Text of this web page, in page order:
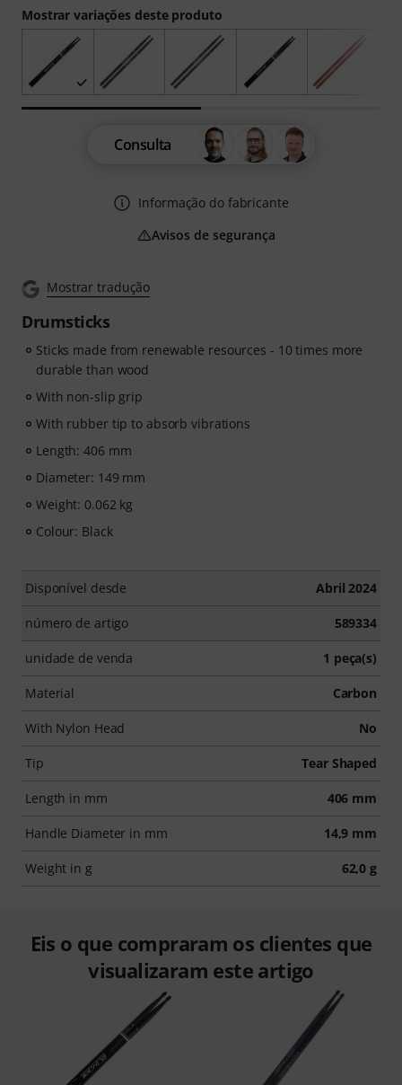
Mostrar tradução
Drumsticks
Sticks made from renewable resources - 10 times more
durable than wood
With non-slip grip
With rubber tip to absorb vibrations
Length: 406 mm
Diameter: 149 mm
Weight: 0.062 kg
Colour: Black
Disponível desde Abril 2024
número de artigo 589334
unidade de venda 1 peça(s)
Material Carbon
With Nylon Head No
Tip Tear Shaped
Length in mm 406 mm
Handle Diameter in mm 14,9 mm
Weight in g 62,0 g
Mostrar variações deste produto
Consulta
Informação do fabricante
Avisos de segurança
Eis o que compraram os clientes que
visualizaram este artigo